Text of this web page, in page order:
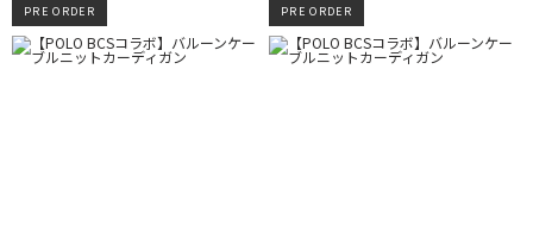
PRE ORDER PRE ORDER